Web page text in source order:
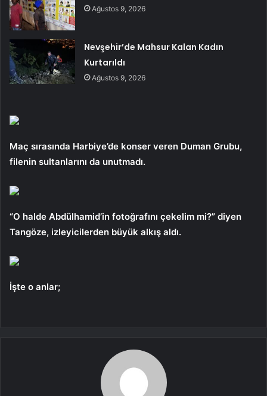
Ağustos 9, 2026
Nevşehir’de Mahsur Kalan Kadın
Kurtarıldı
Ağustos 9, 2026
Maç sırasında Harbiye’de konser veren Duman Grubu,
filenin sultanlarını da unutmadı.
“O halde Abdülhamid’in fotoğrafını çekelim mi?” diyen
Tangöze, izleyicilerden büyük alkış aldı.
İşte o anlar;